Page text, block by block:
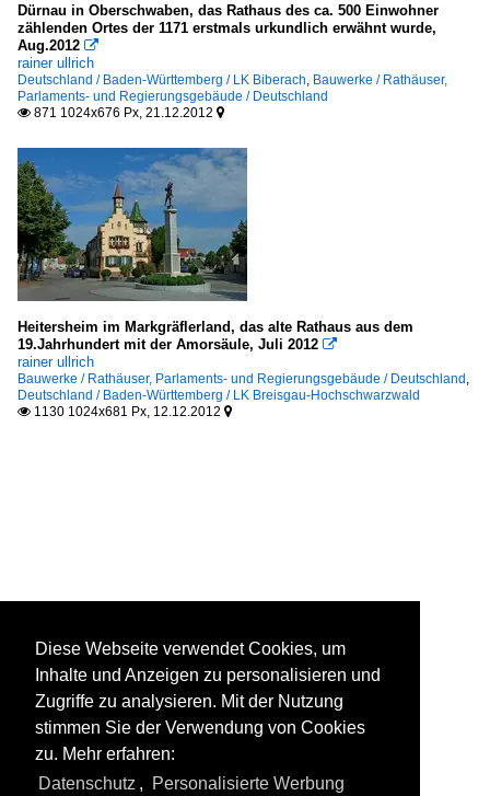
Dürnau in Oberschwaben, das Rathaus des ca. 500 Einwohner
zählenden Ortes der 1171 erstmals urkundlich erwähnt wurde,
Aug.2012 
rainer ullrich
Deutschland / Baden-Württemberg / LK Biberach Bauwerke / Rathäuser,
Parlaments- und Regierungsgebäude / Deutschland
 871 1024x676 Px, 21.12.2012 
Heitersheim im Markgräflerland, das alte Rathaus aus dem
19.Jahrhundert mit der Amorsäule, Juli 2012 
rainer ullrich
Bauwerke / Rathäuser, Parlaments- und Regierungsgebäude / Deutschland
Deutschland / Baden-Württemberg / LK Breisgau-Hochschwarzwald
 1130 1024x681 Px, 12.12.2012 
Diese Webseite verwendet Cookies, um
Inhalte und Anzeigen zu personalisieren und
Zugriffe zu analysieren. Mit der Nutzung
stimmen Sie der Verwendung von Cookies
zu. Mehr erfahren:
Datenschutz , Personalisierte Werbung